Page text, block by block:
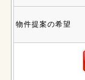
物件提案の希望